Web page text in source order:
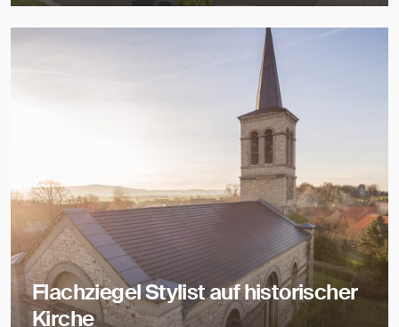
Flachziegel Stylist auf historischer
Kirche